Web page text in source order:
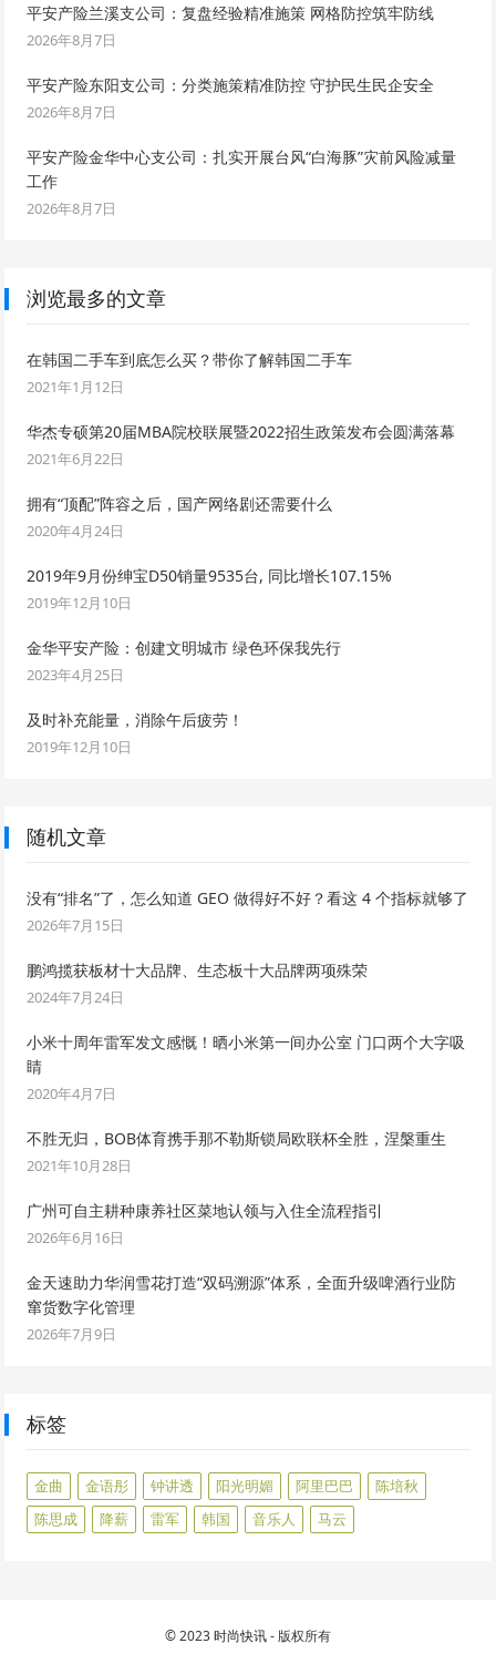
平安产险兰溪支公司：复盘经验精准施策 网格防控筑牢防线
2026年8月7日
平安产险东阳支公司：分类施策精准防控 守护民生民企安全
2026年8月7日
平安产险金华中心支公司：扎实开展台风“白海豚”灾前风险减量
工作
2026年8月7日
浏览最多的文章
在韩国二手车到底怎么买？带你了解韩国二手车
2021年1月12日
华杰专硕第20届MBA院校联展暨2022招生政策发布会圆满落幕
2021年6月22日
拥有“顶配”阵容之后，国产网络剧还需要什么
2020年4月24日
2019年9月份绅宝D50销量9535台, 同比增长107.15%
2019年12月10日
金华平安产险：创建文明城市 绿色环保我先行
2023年4月25日
及时补充能量，消除午后疲劳！
2019年12月10日
随机文章
没有“排名”了，怎么知道 GEO 做得好不好？看这 4 个指标就够了
2026年7月15日
鹏鸿揽获板材十大品牌、生态板十大品牌两项殊荣
2024年7月24日
小米十周年雷军发文感慨！晒小米第一间办公室 门口两个大字吸
睛
2020年4月7日
不胜无归，BOB体育携手那不勒斯锁局欧联杯全胜，涅槃重生
2021年10月28日
广州可自主耕种康养社区菜地认领与入住全流程指引
2026年6月16日
金天速助力华润雪花打造“双码溯源”体系，全面升级啤酒行业防
窜货数字化管理
2026年7月9日
标签
金曲 金语彤 钟讲透 阳光明媚 阿里巴巴
陈培秋
陈思成
降薪 雷军 韩国 音乐人 马云
© 2023时尚快讯- 版权所有